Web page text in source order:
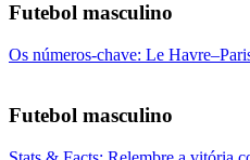
Futebol masculino
Os números-chave: Le
Futebol masculino